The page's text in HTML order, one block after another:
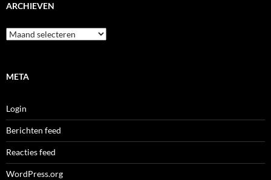
ARCHIEVEN
Archieven
META
Login
Berichten feed
Reacties feed
WordPress.org